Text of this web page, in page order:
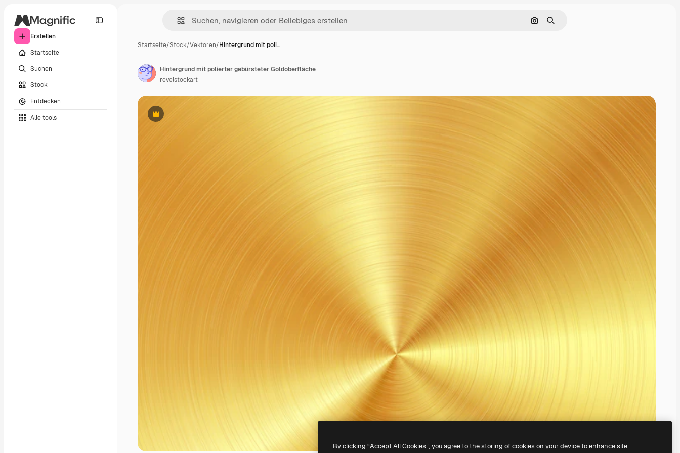
Erstellen
Startseite
Suchen
Stock
Entdecken
Alle tools
Nach Bild suchen
Suchen
Startseite/Stock/Vektoren/Hintergrund mit poli…
Premium
Hintergrund mit polierter gebürsteter Goldoberfläche
revelstockart
By clicking “Accept All Cookies”, you agree to the storing of cookies on your device to enhance site